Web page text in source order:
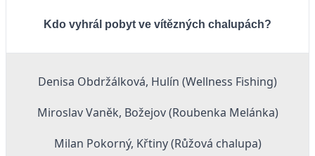
Kdo vyhrál pobyt ve vítězných chalupách?
Denisa Obdržálková, Hulín (Wellness Fishing)
Miroslav Vaněk, Božejov (Roubenka Melánka)
Milan Pokorný, Křtiny (­Růžová chalupa)